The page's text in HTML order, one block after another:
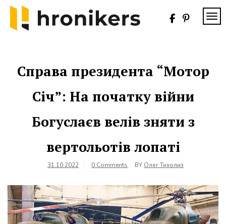
Skip
content
Справа президента “Мотор
Січ”: На початку війни
Богуслаєв велів зняти з
вертольотів лопаті
31.10.2022 0 Comments BY Олег Тихолиз